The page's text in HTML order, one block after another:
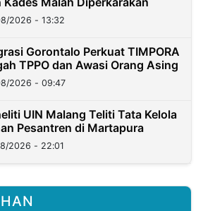
2026 - 13:32
Gorontalo Perkuat TIMPORA
TPPO dan Awasi Orang Asing
2026 - 09:47
UIN Malang Teliti Tata Kelola
Pesantren di Martapura
2026 - 22:01